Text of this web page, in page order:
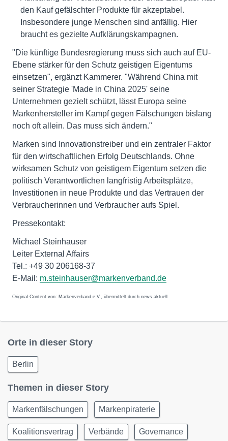
den Kauf gefälschter Produkte für akzeptabel.
Insbesondere junge Menschen sind anfällig. Hier
braucht es gezielte Aufklärungskampagnen.
"Die künftige Bundesregierung muss sich auch auf EU-
Ebene stärker für den Schutz geistigen Eigentums
einsetzen", ergänzt Kammerer. "Während China mit
seiner Strategie 'Made in China 2025' seine
Unternehmen gezielt schützt, lässt Europa seine
Markenhersteller im Kampf gegen Fälschungen bislang
noch oft allein. Das muss sich ändern."
Marken sind Innovationstreiber und ein zentraler Faktor
für den wirtschaftlichen Erfolg Deutschlands. Ohne
wirksamen Schutz von geistigem Eigentum setzen die
politisch Verantwortlichen langfristig Arbeitsplätze,
Investitionen in neue Produkte und das Vertrauen der
Verbraucherinnen und Verbraucher aufs Spiel.
Pressekontakt:
Michael Steinhauser
Leiter External Affairs
Tel.: +49 30 206168-37
E-Mail: m.steinhauser@markenverband.de
Original-Content von: Markenverband e.V., übermittelt durch news aktuell
Orte in dieser Story
Berlin
Themen in dieser Story
Markenfälschungen Markenpiraterie
Koalitionsvertrag Verbände Governance